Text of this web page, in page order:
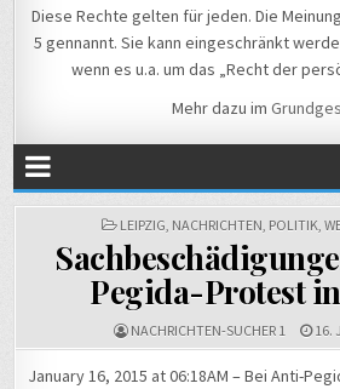
Diese Rechte gelten für jeden. Die
5 gennannt. Sie kann eingeschränkt
wenn es u.a. um das „Recht der
Mehr dazu im
POSTED
IN
LEIPZIG, NACHRICHTEN, POLITIK,
Pegida-Protest
NACHRICHTEN-SUCHER 1 16.
January 16, 2015 at 06:18AM – Bei Anti-